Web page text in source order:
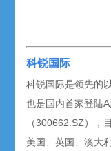
科锐国际
科锐国际是领先的
也是国内首家登陆
（300662.SZ），
美国、英国、澳大